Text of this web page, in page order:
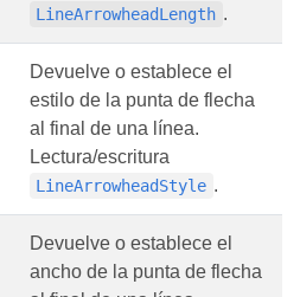
LineArrowheadLength .
Devuelve o establece el
estilo de la punta de flecha
al final de una línea.
Lectura/escritura
LineArrowheadStyle .
Devuelve o establece el
ancho de la punta de flecha